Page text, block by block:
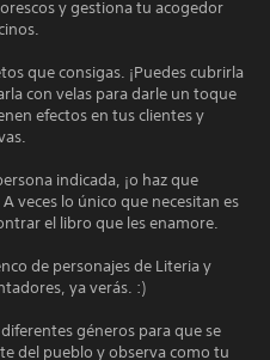
y gestiona tu acogedor
que consigas. ¡Puedes cubrirla
con velas para darle un toque
efectos en tus clientes y
indicada, ¡o haz que
veces lo único que necesitan es
el libro que les enamore.
de personajes de Literia y
ya verás. :)
géneros para que se
del pueblo y observa como tu